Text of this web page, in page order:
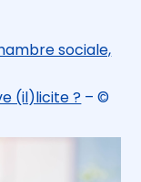
sociale,
(il)licite ? – ©